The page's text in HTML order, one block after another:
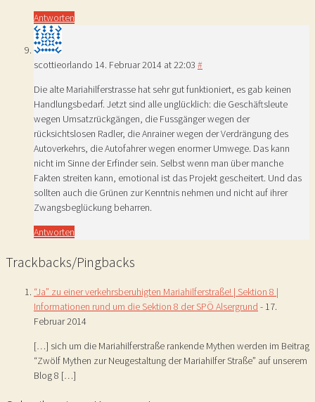
Antworten
scottieorlando 14. Februar 2014 at 22:03 #
Die alte Mariahilferstrasse hat sehr gut funktioniert, es gab keinen
Handlungsbedarf. Jetzt sind alle unglücklich: die Geschäftsleute
wegen Umsatzrückgängen, die Fussgänger wegen der
rücksichtslosen Radler, die Anrainer wegen der Verdrängung des
Autoverkehrs, die Autofahrer wegen enormer Umwege. Das kann
nicht im Sinne der Erfinder sein. Selbst wenn man über manche
Fakten streiten kann, emotional ist das Projekt gescheitert. Und das
sollten auch die Grünen zur Kenntnis nehmen und nicht auf ihrer
Zwangsbeglückung beharren.
Antworten
Trackbacks/Pingbacks
“Ja” zu einer verkehrsberuhigten Mariahilferstraße! | Sektion 8 |
Informationen rund um die Sektion 8 der SPÖ Alsergrund - 17.
Februar 2014
[…] sich um die Mariahilferstraße rankende Mythen werden im Beitrag
“Zwölf Mythen zur Neugestaltung der Mariahilfer Straße” auf unserem
Blog 8 […]